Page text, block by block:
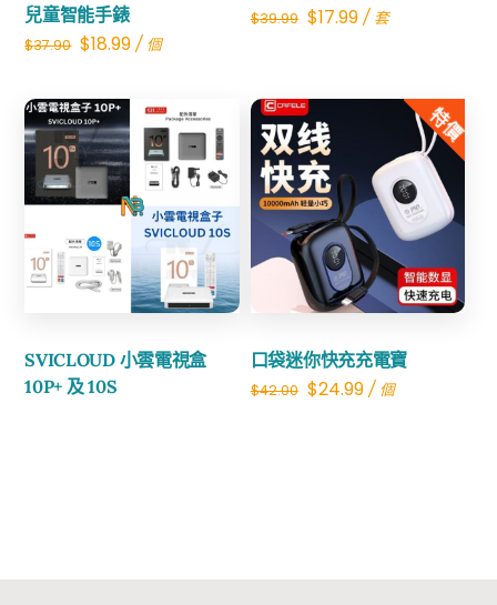
兒童智能手錶
$37.90 Original
was:
$37.90.
$18.99Current
is:
$18.99.
/ 個
$39.99 Original
$39.99.
$17.99Current
$17.99.
/ 套
SVICLOUD 小雲電視盒
10P+ 及 10S
Share
特價
口袋迷你快充充電寶
$42.00 Original
$24.99Current
/ 個
Share